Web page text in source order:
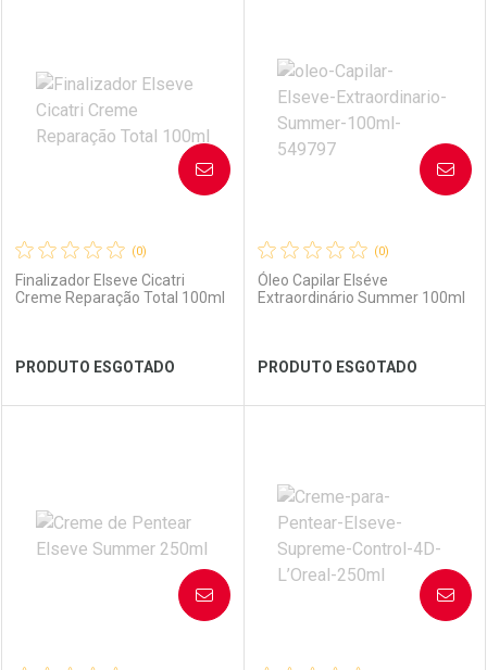
Laboratório
Ver Desconto Convênio
Por Menos Laboratório
Ver Desconto Convênio
Por Menos
(0)
Finalizador Elseve Cicatri
Creme Reparação Total 100ml
PRODUTO ESGOTADO
AVISE-ME
(0)
Óleo Capilar Elséve
Extraordinário Summer 100ml
PRODUTO ESGOTADO
AVISE-ME
Laboratório
Por Menos
AVISE-ME AVISE-ME